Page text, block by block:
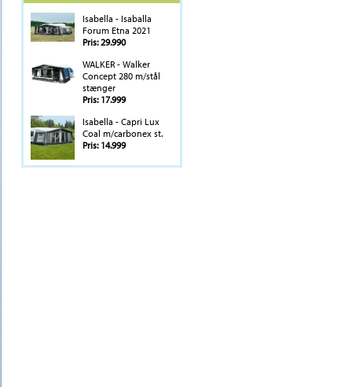
Isabella - Isaballa
Forum Etna 2021
Pris: 29.990
WALKER - Walker
Concept 280 m/stål
stænger
Pris: 17.999
Isabella - Capri Lux
Coal m/carbonex st.
Pris: 14.999